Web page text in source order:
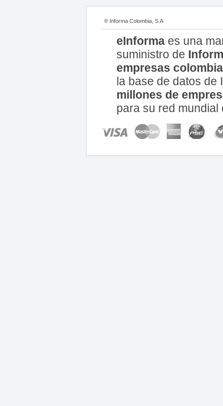
® Informa Colombia, S.A
eInforma es una
suministro de
empresas
la base de datos de
millones de
para su red